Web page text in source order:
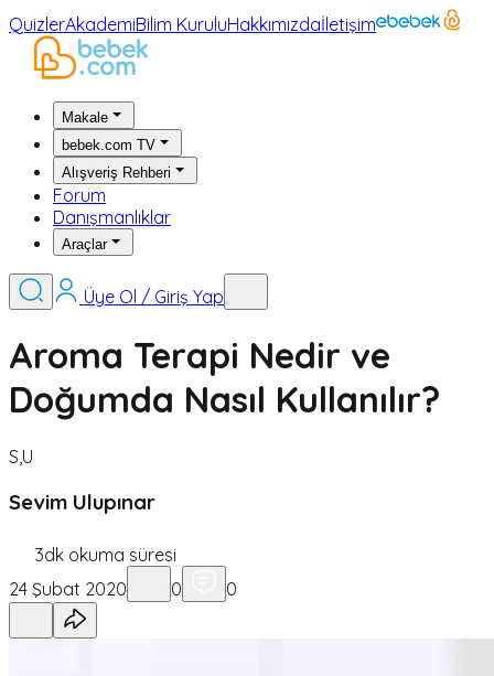
QuizlerAkademiBilim KuruluHakkımızdaİletişim
Makale
bebek.com TV
Alışveriş Rehberi
Forum
Danışmanlıklar
Araçlar
Üye Ol / Giriş Yap
Aroma Terapi Nedir ve
Doğumda Nasıl Kullanılır?
S,U
Sevim Ulupınar
3dk okuma süresi
24 Şubat 2020
0 0